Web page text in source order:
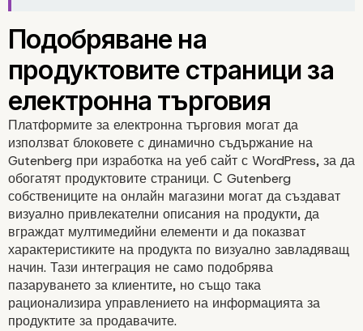
Безпроблемна
за персонализирани
уебсайтове
Платформите за електронна търговия могат да
използват блоковете с динамично съдържание на
Gutenberg при изработка на уеб сайт с WordPress, за да
обогатят продуктовите страници. С Gutenberg
собствениците на онлайн магазини могат да създават
визуално привлекателни описания на продукти, да
вграждат мултимедийни елементи и да показват
характеристиките на продукта по визуално завладяващ
начин. Тази интеграция не само подобрява
пазаруването за клиентите, но също така
рационализира управлението на информацията за
продуктите за продавачите.